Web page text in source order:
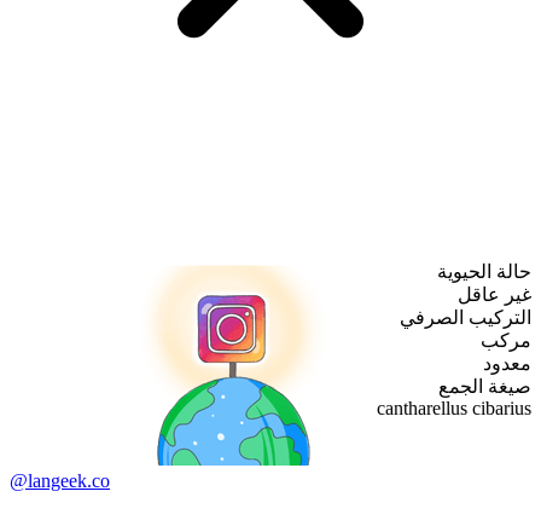
حالة الحيوية
غير عاقل
التركيب الصرفي
مركب
معدود
صيغة الجمع
cantharellus cibarius
@langeek.co